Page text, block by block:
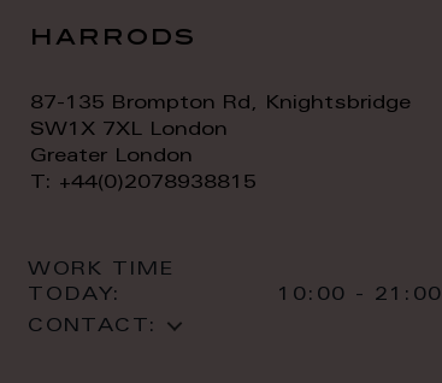
harrods
87-135 Brompton Rd, Knightsbridge
SW1X 7XL London
Greater London
T: +44(0)2078938815
WORK TIME
TODAY:
10:00 - 21:00
CONTACT: